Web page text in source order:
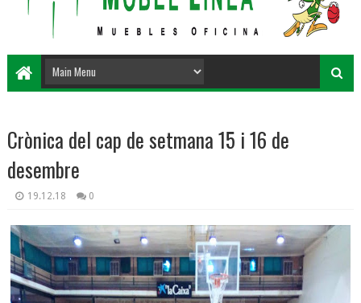
Crònica del cap de setmana 15 i 16 de
desembre
19.12.18 0